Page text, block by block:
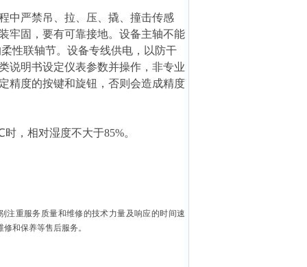
中严禁吊、拉、压、撬、撞击传感
牢固，要有可靠接地。设备主轴不能
性联轴节。设备专线供电，以防干
说明书设定仪表参数并操作，非专业
精度的按键和旋钮，否则会造成精度
，相对湿度不大于85%。
注重服务质量和维修的技术力量及响应的时间速
和保养等售后服务。